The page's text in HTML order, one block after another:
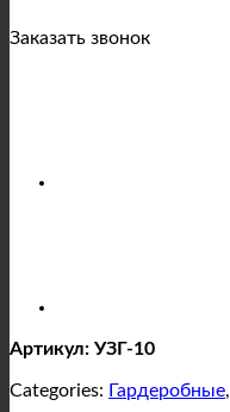
Заказать звонок
Артикул: УЗГ-10
Categories: Гардеробные,